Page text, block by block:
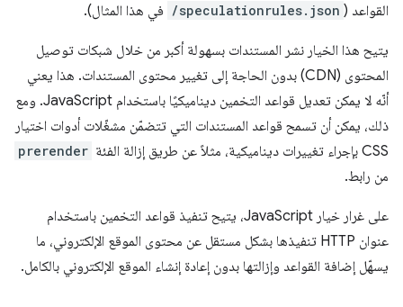
القواعد ( /speculationrules.json في هذا المثال).
يتيح هذا الخيار نشر المستندات بسهولة أكبر من خلال شبكات توصيل
المحتوى (CDN) بدون الحاجة إلى تغيير محتوى المستندات. هذا يعني
أنّه لا يمكن تعديل قواعد التخمين ديناميكيًا باستخدام JavaScript. ومع
ذلك، يمكن أن تسمح قواعد المستندات التي تتضمّن مشغّلات أدوات اختيار
CSS بإجراء تغييرات ديناميكية، مثلاً عن طريق إزالة الفئة
prerender
من رابط.
على غرار خيار JavaScript، يتيح تنفيذ قواعد التخمين باستخدام
عنوان HTTP تنفيذها بشكل مستقل عن محتوى الموقع الإلكتروني، ما
يسهّل إضافة القواعد وإزالتها بدون إعادة إنشاء الموقع الإلكتروني بالكامل.